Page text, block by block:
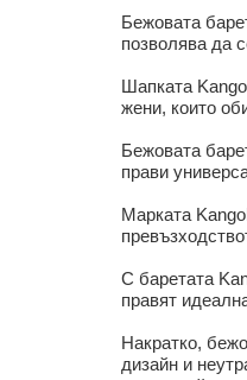
Бежовата
позволява да
Шапката
жени, които
Бежовата
прави
Марката
С баретата
правят
Накратко,
дизайн и